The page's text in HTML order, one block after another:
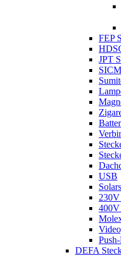
FEP
JPT
USB
DEFA